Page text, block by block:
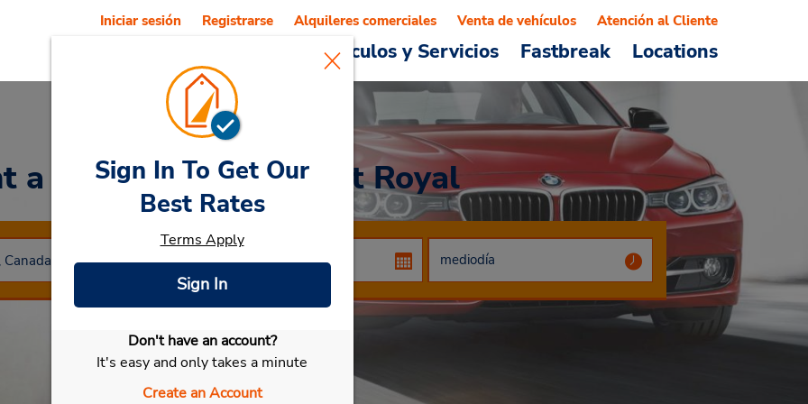
Vehículos y Servicios Fastbreak Locations
Iniciar sesión Registrarse Alquileres comerciales Venta de vehículos Atención al Cliente
a Carat Plateau Mont Royal
Seleccionar mi vehículo
Sign In To Get Our
Best Rates
Terms Apply
Sign In
Don't have an account?
It's easy and only takes a minute
Create an Account